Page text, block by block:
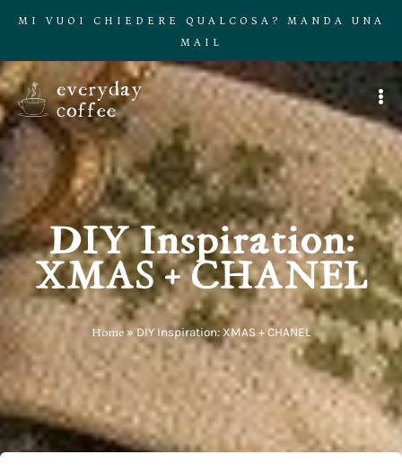
MI VUOI CHIEDERE QUALCOSA? MANDA UNA
MAIL
DIY Inspiration:
XMAS + CHANEL
Home »DIY Inspiration: XMAS + CHANEL